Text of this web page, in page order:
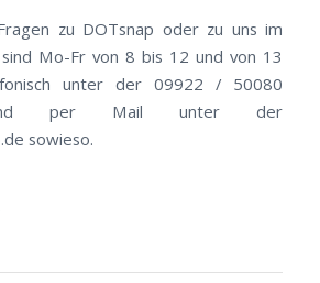
zu DOTsnap oder zu uns im
Mo-Fr von 8 bis 12 und von 13
unter der 09922 / 50080
per Mail unter der
sowieso.